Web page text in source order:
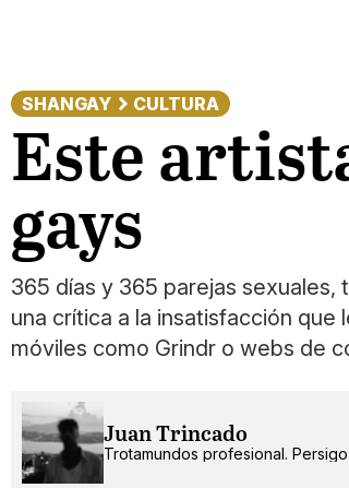
SHANGAY CULTURA
Este
gays
365 días y 365 parejas sexuales,
una crítica a la insatisfacción
móviles como Grindr o webs de
Juan Trincado
Trotamundos profesional.